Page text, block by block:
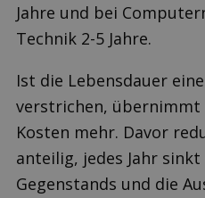
Jahre und bei
Technik 2-5 Jahre.
Ist die Lebensdauer
verstrichen, übernimmt
Kosten mehr. Davor
anteilig, jedes Jahr
Gegenstands und die